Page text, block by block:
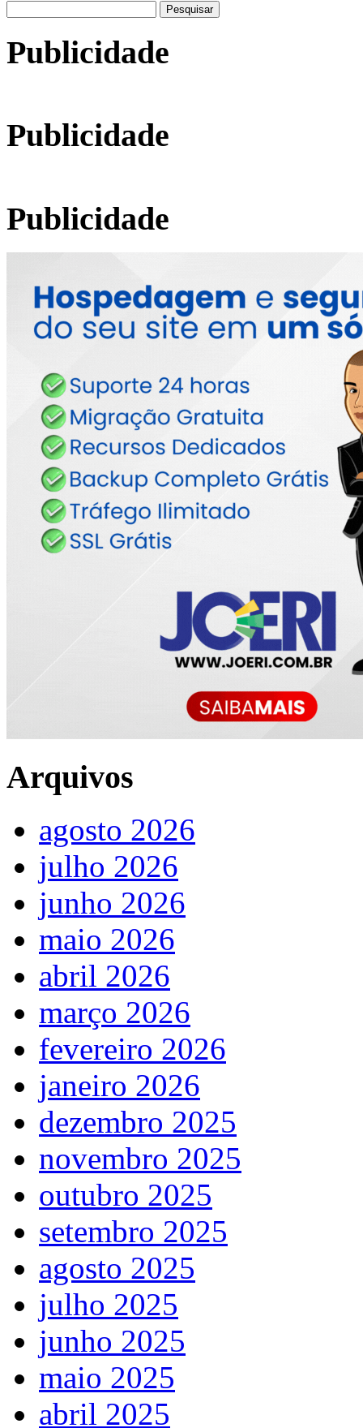
por:
Publicidade
Publicidade
Publicidade
Arquivos
agosto 2026
julho 2026
junho 2026
maio 2026
abril 2026
março 2026
fevereiro 2026
janeiro 2026
dezembro 2025
novembro 2025
outubro 2025
setembro 2025
agosto 2025
julho 2025
junho 2025
maio 2025
abril 2025